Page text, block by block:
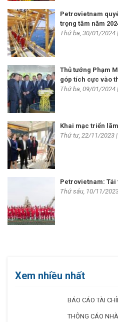
Petrovietnam
trọng tâm năm
Thứ ba, 30/01/2024
Thủ tướng Phạm
góp tích cực vào
Thứ ba, 09/01/2024
Khai mạc triển
Thứ tư, 22/11/2023
Petrovietnam: Tái
Thứ sáu, 10/11/
Xem nhiều nhất
BÁO CÁO TÀI